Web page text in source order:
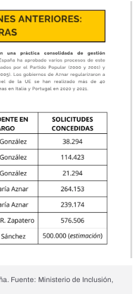
Fuente: Ministerio de Inclusión,